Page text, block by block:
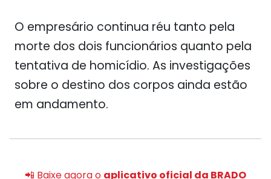
O empresário continua réu tanto pela
morte dos dois funcionários quanto pela
tentativa de homicídio. As investigações
sobre o destino dos corpos ainda estão
em andamento.
📲 Baixe agora o aplicativo oficial da BRADO